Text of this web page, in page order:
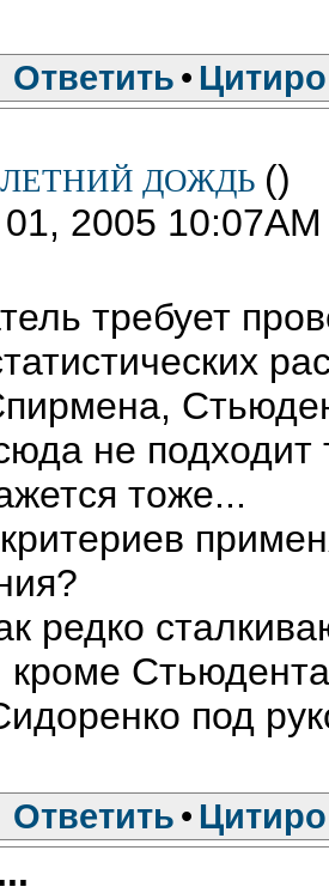
Ответить •
ЛЕТНИЙ ДОЖДЬ ()
2005 10:07AM
требует
не подходит
тоже...
редко
кроме
под
Ответить •